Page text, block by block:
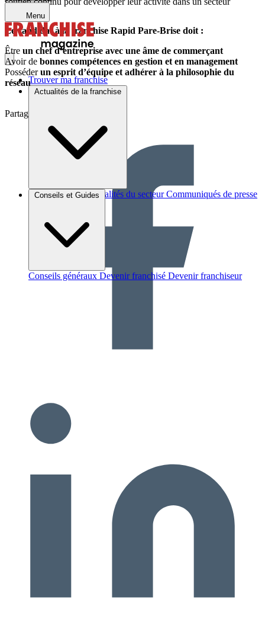
Menu
Trouver ma franchise
Actualités de la franchise
Brèves et actus Actualités du secteur Communiqués de presse
Conseils et Guides
Conseils généraux Devenir franchisé Devenir franchiseur
porteur.
Le candidat à la franchise Rapid Pare-Brise doit :
Être un chef d’entreprise avec une âme de commerçant
Avoir de bonnes compétences en gestion et en management
Posséderun esprit d’équipe et adhérer à la philosophie du
réseau
Partager sur :